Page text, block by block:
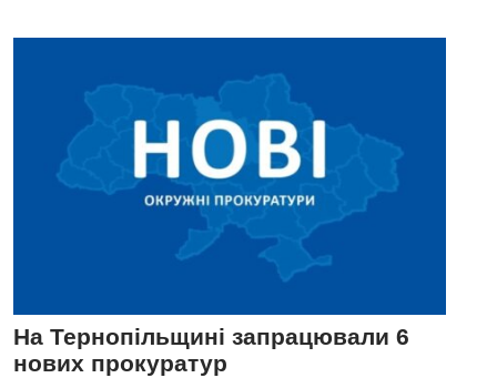
На Тернопільщині запрацювали 6
нових прокуратур